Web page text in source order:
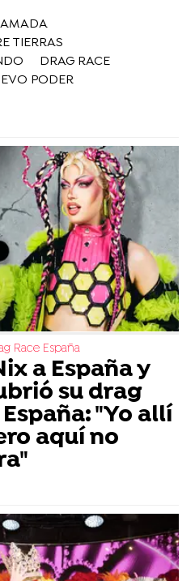
TIERRAS
DRAG RACE
PODER
Race España
a España y
su drag
"Yo allí
aquí no